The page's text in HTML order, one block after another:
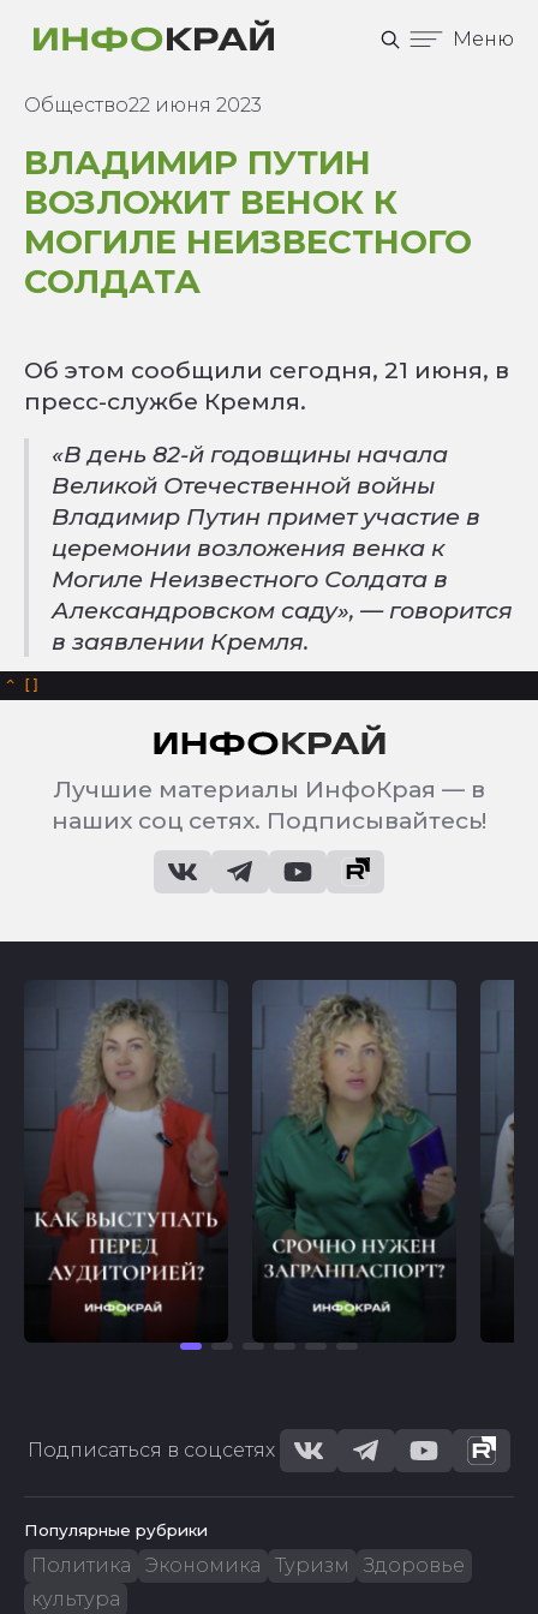
Меню
Общество22 июня 2023
ВЛАДИМИР ПУТИН
ВОЗЛОЖИТ ВЕНОК К
МОГИЛЕ НЕИЗВЕСТНОГО
СОЛДАТА
Об этом сообщили сегодня, 21 июня, в
пресс-службе Кремля.
«В день 82-й годовщины начала
Великой Отечественной войны
Владимир Путин примет участие в
церемонии возложения венка к
Могиле Неизвестного Солдата в
Александровском саду», — говорится
в заявлении Кремля.
^
Лучшие материалы ИнфоКрая — в
наших соц сетях. Подписывайтесь!
Подписаться в соцсетях
Популярные рубрики
Политика Экономика Туризм
Здоровье
культура